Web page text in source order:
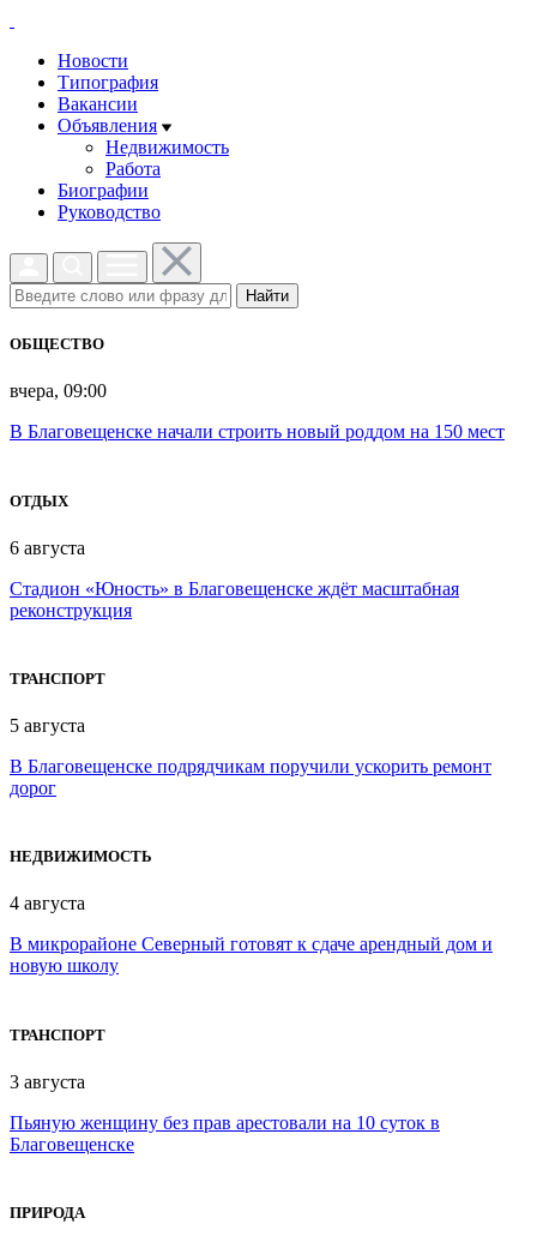
Новости
Типография
Вакансии
Объявления
Недвижимость
Работа
Биографии
Руководство
Найти
ОБЩЕСТВО
вчера, 09:00
В Благовещенске начали строить новый роддом на 150 мест
ОТДЫХ
6 августа
Стадион «Юность» в Благовещенске ждёт масштабная
реконструкция
ТРАНСПОРТ
5 августа
В Благовещенске подрядчикам поручили ускорить ремонт
дорог
НЕДВИЖИМОСТЬ
4 августа
В микрорайоне Северный готовят к сдаче арендный дом и
новую школу
ТРАНСПОРТ
3 августа
Пьяную женщину без прав арестовали на 10 суток в
Благовещенске
ПРИРОДА